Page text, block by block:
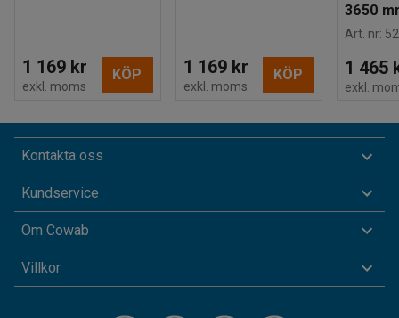
1 169 kr
exkl. moms
KÖP 1 169 kr
exkl. moms
KÖP
3650
Art. nr:
1 465
exkl.
Kontakta oss
Kundservice
Om Cowab
Villkor